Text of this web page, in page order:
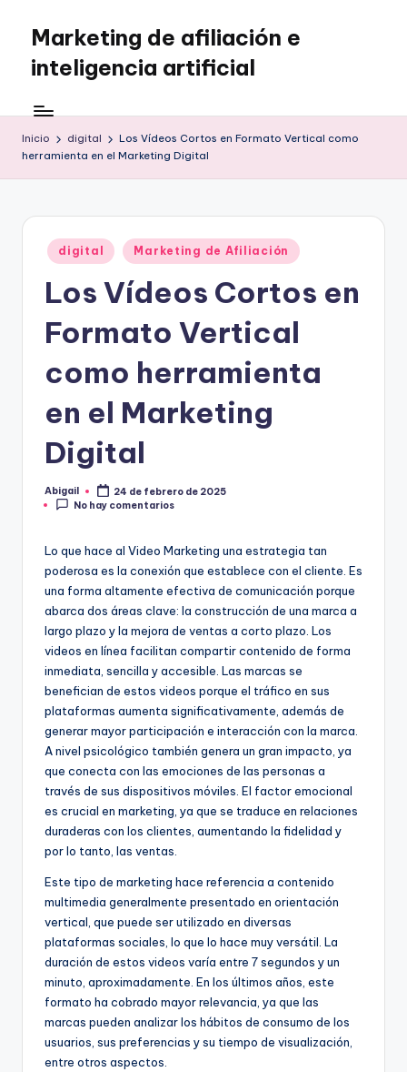
Saltar
contenido
Marketing de afiliación e
inteligencia artificial
Inicio digital
Los Vídeos Cortos en Formato Vertical como
herramienta en el Marketing Digital
Publicado
en
digital Marketing de Afiliación
Los Vídeos Cortos en
Formato Vertical
como herramienta
en el Marketing
Digital
Publicado
por
Abigail
24 de febrero de 2025
No hay comentarios
Lo que hace al Video Marketing una estrategia tan
poderosa es la conexión que establece con el cliente. Es
una forma altamente efectiva de comunicación porque
abarca dos áreas clave: la construcción de una marca a
largo plazo y la mejora de ventas a corto plazo. Los
videos en línea facilitan compartir contenido de forma
inmediata, sencilla y accesible. Las marcas se
benefician de estos videos porque el tráfico en sus
plataformas aumenta significativamente, además de
generar mayor participación e interacción con la marca.
A nivel psicológico también genera un gran impacto, ya
que conecta con las emociones de las personas a
través de sus dispositivos móviles. El factor emocional
es crucial en marketing, ya que se traduce en relaciones
duraderas con los clientes, aumentando la fidelidad y
por lo tanto, las ventas.
Este tipo de marketing hace referencia a contenido
multimedia generalmente presentado en orientación
vertical, que puede ser utilizado en diversas
plataformas sociales, lo que lo hace muy versátil. La
duración de estos videos varía entre 7 segundos y un
minuto, aproximadamente. En los últimos años, este
formato ha cobrado mayor relevancia, ya que las
marcas pueden analizar los hábitos de consumo de los
usuarios, sus preferencias y su tiempo de visualización,
entre otros aspectos.